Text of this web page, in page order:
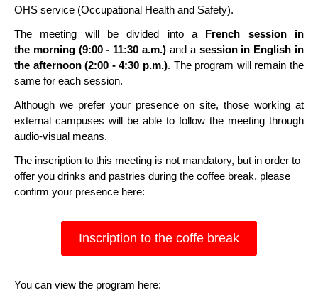
OHS service (Occupational Health and Safety).
The meeting will be divided into a French session in
the morning (9:00 - 11:30 a.m.) and a session in English in
the afternoon (2:00 - 4:30 p.m.). The program will remain the
same for each session.
Although we prefer your presence on site, those working at
external campuses will be able to follow the meeting through
audio-visual means.
The inscription to this meeting is not mandatory, but in order to
offer you drinks and pastries during the coffee break, please
confirm your presence here:
Inscription to the coffe break
You can view the program here: